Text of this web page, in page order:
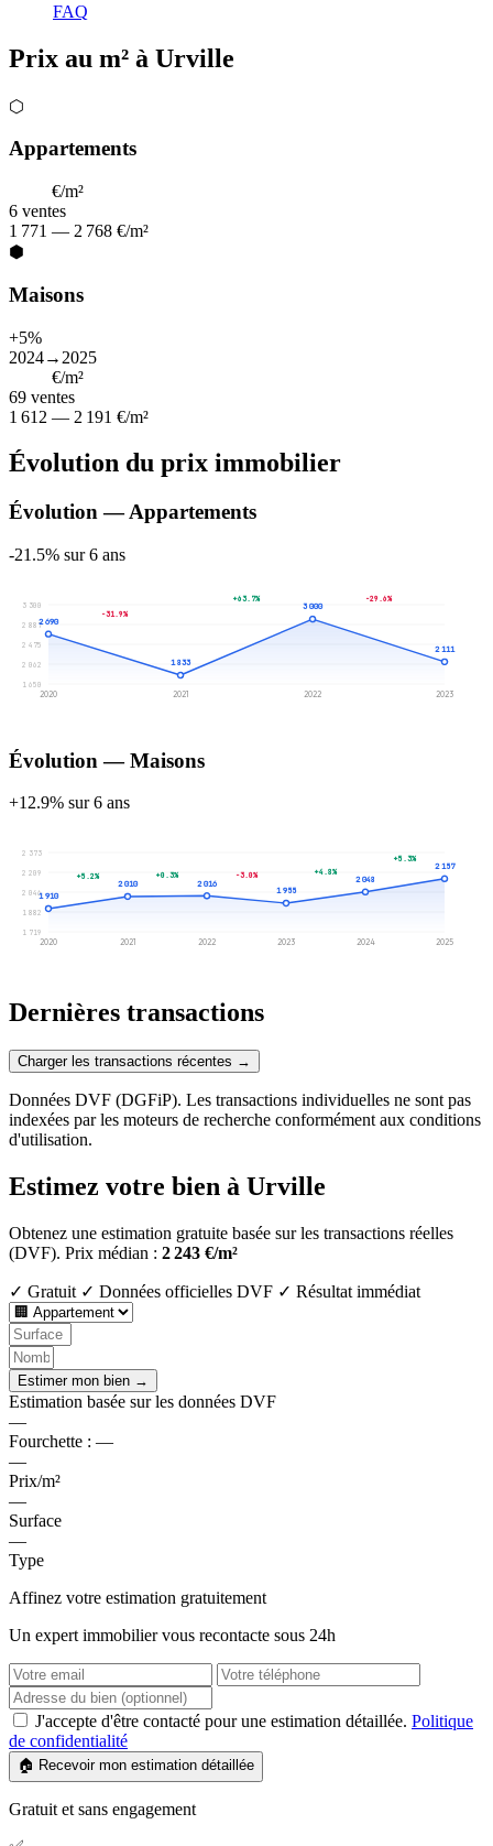
FAQ
Prix au m² à Urville
⬡
Appartements
€/m²
6 ventes
1 771 — 2 768 €/m²
⬢
Maisons
+5%
2024→2025
€/m²
69 ventes
1 612 — 2 191 €/m²
Évolution du prix immobilier
Évolution — Appartements
-21.5% sur 6 ans
1 650
2 062
2 475
2 887
3 300
2 690
2020
1 833
2021
3 000
2022
2 111
2023
-31.9%
+63.7% -29.6%
Évolution — Maisons
+12.9% sur 6 ans
1 719
1 882
2 046
2 209
2 373
1 910
2020
2 010
2021
2 016
2022
1 955
2023
2 048
2024
2 157
2025
+5.2% +0.3% -3.0% +4.8%
+5.3%
Dernières transactions
Charger les transactions récentes →
Données DVF (DGFiP). Les transactions individuelles ne sont pas
indexées par les moteurs de recherche conformément aux conditions
d'utilisation.
Estimez votre bien à Urville
Obtenez une estimation gratuite basée sur les transactions réelles
(DVF). Prix médian : 2 243 €/m²
✓ Gratuit ✓ Données officielles DVF ✓ Résultat immédiat
Estimer mon bien →
Estimation basée sur les données DVF
—
Fourchette : —
—
Prix/m²
—
Surface
—
Type
Affinez votre estimation gratuitement
Un expert immobilier vous recontacte sous 24h
J'accepte d'être contacté pour une estimation détaillée. Politique
de confidentialité
🏠 Recevoir mon estimation détaillée
Gratuit et sans engagement